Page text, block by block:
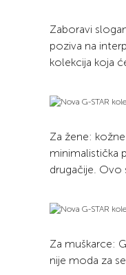
Zaboravi
poziva na
kolekcija koja
Za žene:
minimalistička
drugačije. Ovo
Za muškarce:
nije moda za